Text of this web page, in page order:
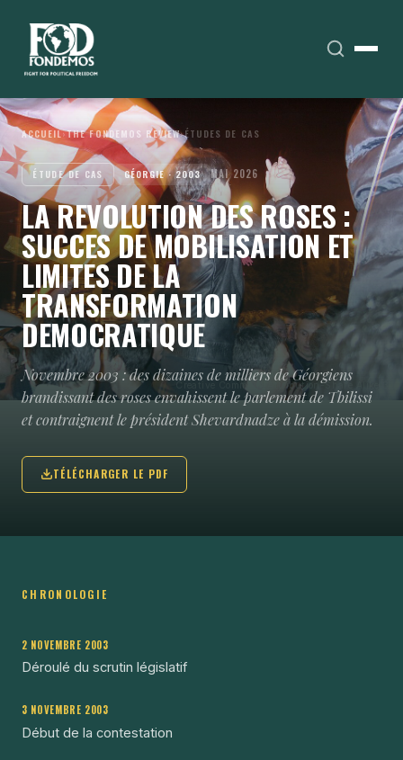
Creative Commons Attribution-Share Alike 3.
ACCUEIL›THE FONDEMOS REVIEW›ÉTUDES DE CAS
ÉTUDE DE CAS GÉORGIE · 2003 MAI 2026
LA REVOLUTION DES ROSES :
SUCCES DE MOBILISATION ET
LIMITES DE LA
TRANSFORMATION
DEMOCRATIQUE
Novembre 2003 : des dizaines de milliers de Géorgiens
brandissant des roses envahissent le parlement de Tbilissi
et contraignent le président Shevardnadze à la démission.
TÉLÉCHARGER LE PDF
CHRONOLOGIE
2 NOVEMBRE 2003
Déroulé du scrutin législatif
3 NOVEMBRE 2003
Début de la contestation